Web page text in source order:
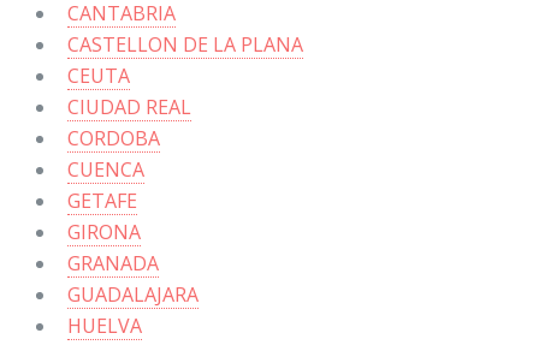
CANTABRIA
CASTELLON DE LA PLANA
CEUTA
CIUDAD REAL
CORDOBA
CUENCA
GETAFE
GIRONA
GRANADA
GUADALAJARA
HUELVA